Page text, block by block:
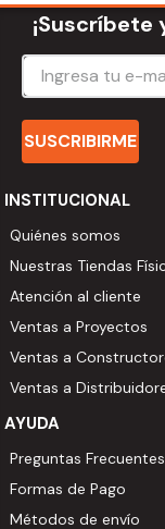
SUSCRIBIRME
INSTITUCIONAL
Quiénes somos
Nuestras Tiendas
Atención al cliente
Ventas a Proyectos
Ventas a
Ventas a
AYUDA
Preguntas Frecuentes
Formas de Pago
Métodos de envío